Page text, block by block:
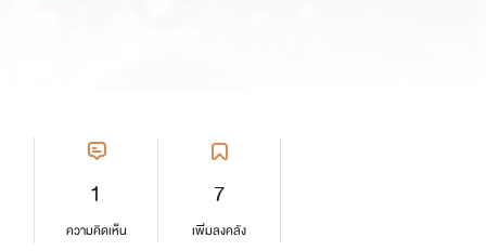
1
ความคิดเห็น
7
เพิ่มลงคลัง